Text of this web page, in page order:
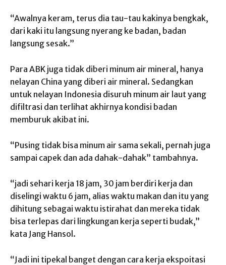
“Awalnya keram, terus dia tau-tau kakinya bengkak,
dari kaki itu langsung nyerang ke badan, badan
langsung sesak.”
Para ABK juga tidak diberi minum air mineral, hanya
nelayan China yang diberi air mineral. Sedangkan
untuk nelayan Indonesia disuruh minum air laut yang
difiltrasi dan terlihat akhirnya kondisi badan
memburuk akibat ini.
“Pusing tidak bisa minum air sama sekali, pernah juga
sampai capek dan ada dahak-dahak” tambahnya.
“jadi sehari kerja 18 jam, 30 jam berdiri kerja dan
diselingi waktu 6 jam, alias waktu makan dan itu yang
dihitung sebagai waktu istirahat dan mereka tidak
bisa terlepas dari lingkungan kerja seperti budak,”
kata Jang Hansol.
“Jadi ini tipekal banget dengan cara kerja ekspoitasi